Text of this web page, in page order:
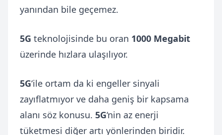
yanından bile geçemez.
5G teknolojisinde bu oran 1000 Megabit
üzerinde hızlara ulaşılıyor.
5G‘ile ortam da ki engeller sinyali
zayıflatmıyor ve daha geniş bir kapsama
alanı söz konusu. 5G‘nin az enerji
tüketmesi diğer artı yönlerinden biridir.